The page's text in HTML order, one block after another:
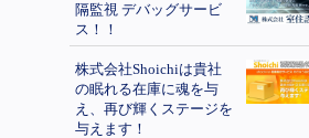
隔監視 デバッグサービ
ス！！
株式会社Shoichiは貴社
の眠れる在庫に魂を与
え、再び輝くステージを
与えます！